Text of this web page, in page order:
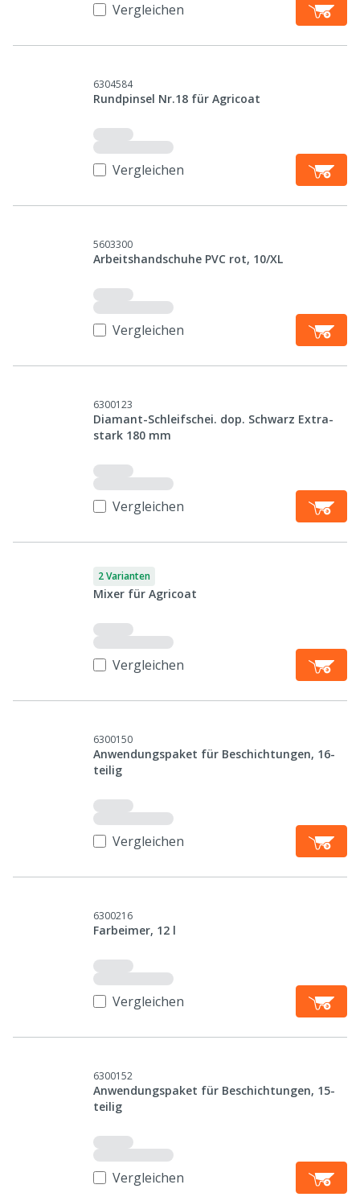
Vergleichen
6304584
Rundpinsel Nr.18 für Agricoat
Vergleichen
5603300
Arbeitshandschuhe PVC rot, 10/XL
Vergleichen
6300123
Diamant-Schleifschei. dop. Schwarz Extra-
stark 180 mm
Vergleichen
2 Varianten
Mixer für Agricoat
Vergleichen
6300150
Anwendungspaket für Beschichtungen, 16-
teilig
Vergleichen
6300216
Farbeimer, 12 l
Vergleichen
6300152
Anwendungspaket für Beschichtungen, 15-
teilig
Vergleichen